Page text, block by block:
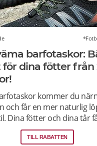
barfotaskor:
för dina fötter från
kommer du
och får en mer naturlig
Dina fötter och dina tår
att breda ut sig precis
går barfota. Genom att
TILL RABATTEN